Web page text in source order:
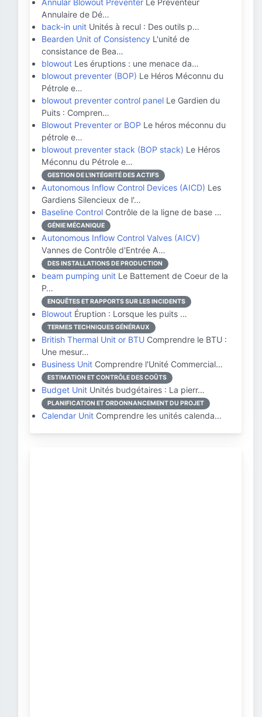
Annular Blowout Preventer Le Préventeur
Annulaire de Dé…
back-in unit Unités à recul : Des outils p…
Bearden Unit of Consistency L'unité de
consistance de Bea…
blowout Les éruptions : une menace da…
blowout preventer (BOP) Le Héros Méconnu du
Pétrole e…
blowout preventer control panel Le Gardien du
Puits : Compren…
Blowout Preventer or BOP Le héros méconnu du
pétrole e…
blowout preventer stack (BOP stack) Le Héros
Méconnu du Pétrole e…
GESTION DE L'INTÉGRITÉ DES ACTIFS
Autonomous Inflow Control Devices (AICD) Les
Gardiens Silencieux de l'…
Baseline Control Contrôle de la ligne de base …
GÉNIE MÉCANIQUE
Autonomous Inflow Control Valves (AICV)
Vannes de Contrôle d'Entrée A…
DES INSTALLATIONS DE PRODUCTION
beam pumping unit Le Battement de Coeur de la
P…
ENQUÊTES ET RAPPORTS SUR LES INCIDENTS
Blowout Éruption : Lorsque les puits …
TERMES TECHNIQUES GÉNÉRAUX
British Thermal Unit or BTU Comprendre le BTU :
Une mesur…
Business Unit Comprendre l'Unité Commercial…
ESTIMATION ET CONTRÔLE DES COÛTS
Budget Unit Unités budgétaires : La pierr…
PLANIFICATION ET ORDONNANCEMENT DU PROJET
Calendar Unit Comprendre les unités calenda…